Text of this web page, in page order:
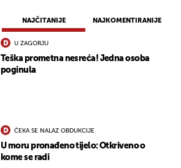
NAJČITANIJE NAJKOMENTIRANIJE
U ZAGORJU
Teška prometna nesreća! Jedna osoba
poginula
ČEKA SE NALAZ OBDUKCIJE
U moru pronađeno tijelo: Otkriveno o
kome se radi